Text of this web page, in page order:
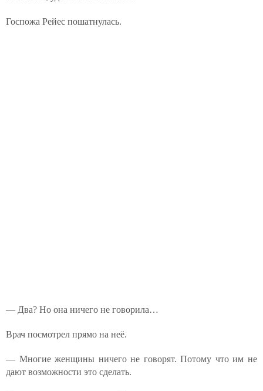
Госпожа Рейес пошатнулась.
— Два? Но она ничего не говорила…
Врач посмотрел прямо на неё.
— Многие женщины ничего не говорят. Потому что им не
дают возможности это сделать.